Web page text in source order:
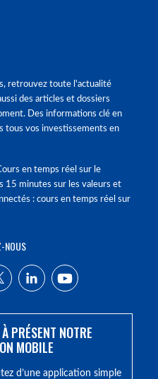
retrouvez toute l'actualité
des articles et dossiers
Des informations clé en
tous vos investissements en
en temps réel sur le
15 minutes sur les valeurs et
: cours en temps réel sur
NOUS
PRÉSENT NOTRE
MOBILE
d’une application simple